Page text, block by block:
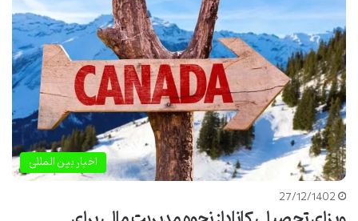
اخبار بین المللی
27/12/1402